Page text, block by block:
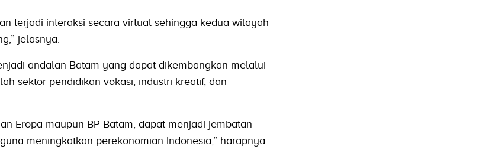
terjadi interaksi secara virtual sehingga kedua wilayah
jelasnya.
andalan Batam yang dapat dikembangkan melalui
sektor pendidikan vokasi, industri kreatif, dan
Eropa maupun BP Batam, dapat menjadi jembatan
meningkatkan perekonomian Indonesia,” harapnya.